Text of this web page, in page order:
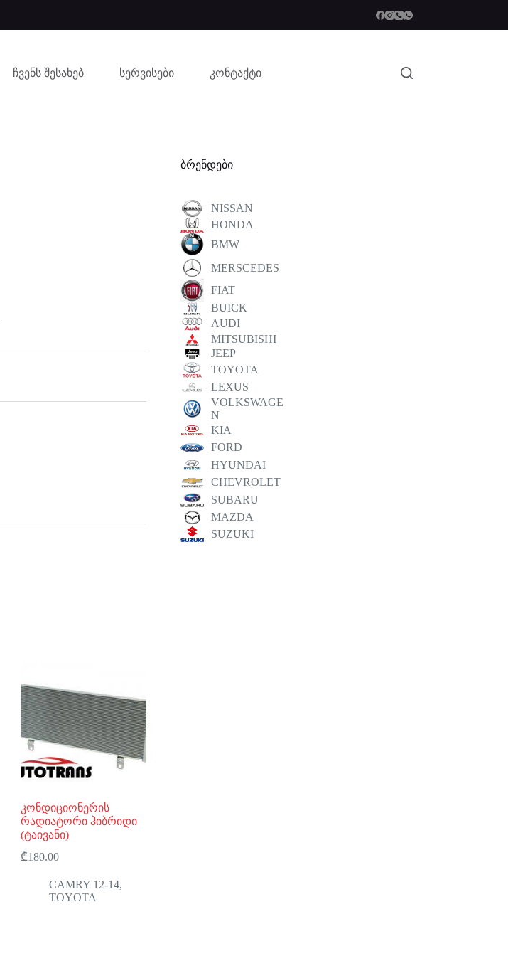
ჩვენს შესახებ სერვისები კონტაქტი
კონდიციონერის
რადიატორი ჰიბრიდი
(ტაივანი)
₾180.00
CAMRY 12-14,
TOYOTA
ბრენდები
NISSAN
HONDA
BMW
MERSCEDES
FIAT
BUICK
AUDI
MITSUBISHI
JEEP
TOYOTA
LEXUS
VOLKSWAGE
N
KIA
FORD
HYUNDAI
CHEVROLET
SUBARU
MAZDA
SUZUKI